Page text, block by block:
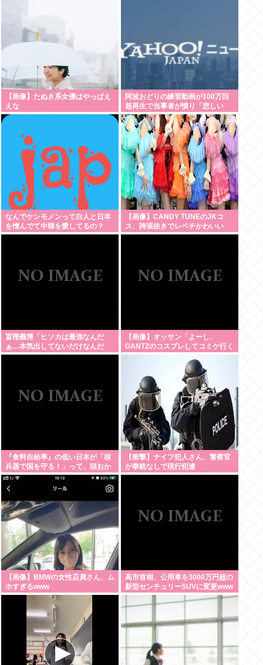
【画像】たぬき系女優はやっぱえ
えな
阿波おどりの練習動画が100万回
超再生で当事者が憤り「悲しい
し、気持ち悪い」 日本人男性の性
欲は異常
なんでケンモメンって白人と日本
を憎んでて中韓を愛してるの？
【画像】CANDY TUNEのJKコ
ス、誇張抜きでレベチかわいい
www 【Pickup08082959】
冨樫義博「ヒソカは最強なんだ
ぁ…本気出してないだけなんだ
ぁ…」 こいつのこの情熱なんな
【画像】オッサン「よーし、
GANTZのコスプレしてコミケ行く
かー」
『食料自給率』の低い日本が「核
兵器で国を守る！」って、頭おか
しくね？食べ物止められたら終わ
りじゃん
【衝撃】ナイフ犯人さん、警察官
が拳銃なしで現行犯逮
捕・・・・・・・・・
【画像】BMWの女性店員さん、ム
ホすぎるwww
高市首相、公用車を3000万円超の
新型センチュリーSUVに変更www